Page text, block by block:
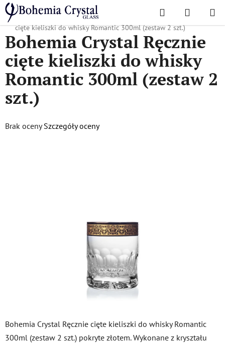
Przejść
do
treści
Szukaj KOSZYK
Home
/ Popularne kolekcje / Romantyczny
Bohemia Crystal Ręcznie
cięte kieliszki do whisky Romantic 300ml (zestaw 2 szt.)
Bohemia Crystal Ręcznie cięte kieliszki do whisky Romantic
300ml (zestaw 2 szt.) pokryte złotem. Wykonane z kryształu
Bohemia Crystal Ręcznie
cięte kieliszki do whisky
Romantic 300ml (zestaw 2
szt.)
Średnia
Brak oceny Szczegóły oceny